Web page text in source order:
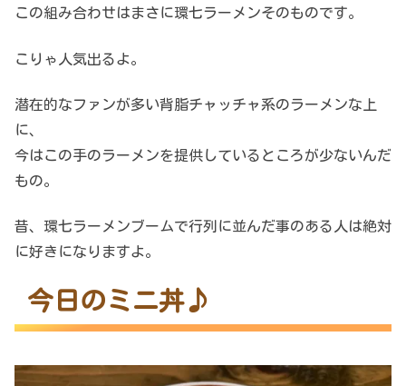
この組み合わせはまさに環七ラーメンそのものです。
こりゃ人気出るよ。
潜在的なファンが多い背脂チャッチャ系のラーメンな上
に、
今はこの手のラーメンを提供しているところが少ないんだ
もの。
昔、環七ラーメンブームで行列に並んだ事のある人は絶対
に好きになりますよ。
今日のミニ丼♪